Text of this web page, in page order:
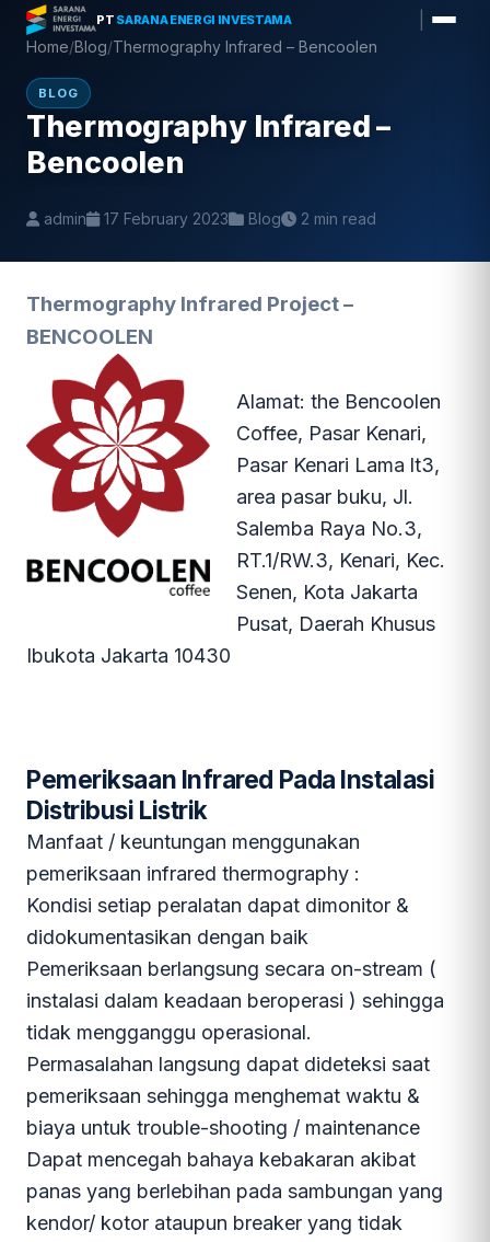
PT SARANA ENERGI INVESTAMA
Skip
Home/Blog/Thermography Infrared – Bencoolen
BLOG
Thermography Infrared –
Bencoolen
admin 17 February 2023 Blog 2 min read
Thermography Infrared Project –
BENCOOLEN
Alamat: the Bencoolen
Coffee, Pasar Kenari,
Pasar Kenari Lama lt3,
area pasar buku, Jl.
Salemba Raya No.3,
RT.1/RW.3, Kenari, Kec.
Senen, Kota Jakarta
Pusat, Daerah Khusus
Ibukota Jakarta 10430
Pemeriksaan Infrared Pada Instalasi
Distribusi Listrik
Manfaat / keuntungan menggunakan
pemeriksaan infrared thermography :
Kondisi setiap peralatan dapat dimonitor &
didokumentasikan dengan baik
Pemeriksaan berlangsung secara on-stream (
instalasi dalam keadaan beroperasi ) sehingga
tidak mengganggu operasional.
Permasalahan langsung dapat dideteksi saat
pemeriksaan sehingga menghemat waktu &
biaya untuk trouble-shooting / maintenance
Dapat mencegah bahaya kebakaran akibat
panas yang berlebihan pada sambungan yang
kendor/ kotor ataupun breaker yang tidak